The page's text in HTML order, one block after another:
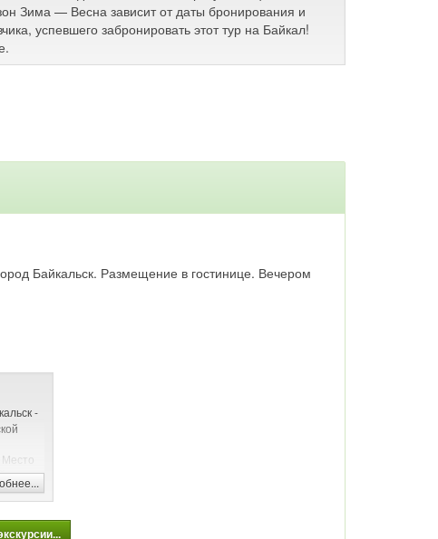
Зима — Весна зависит от даты бронирования и
успевшего забронировать этот тур на Байкал!
Байкальск. Размещение в гостинице. Вечером
-
и